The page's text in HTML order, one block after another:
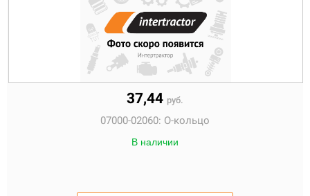
37,44 руб.
07000-02060: О-кольцо
В наличии